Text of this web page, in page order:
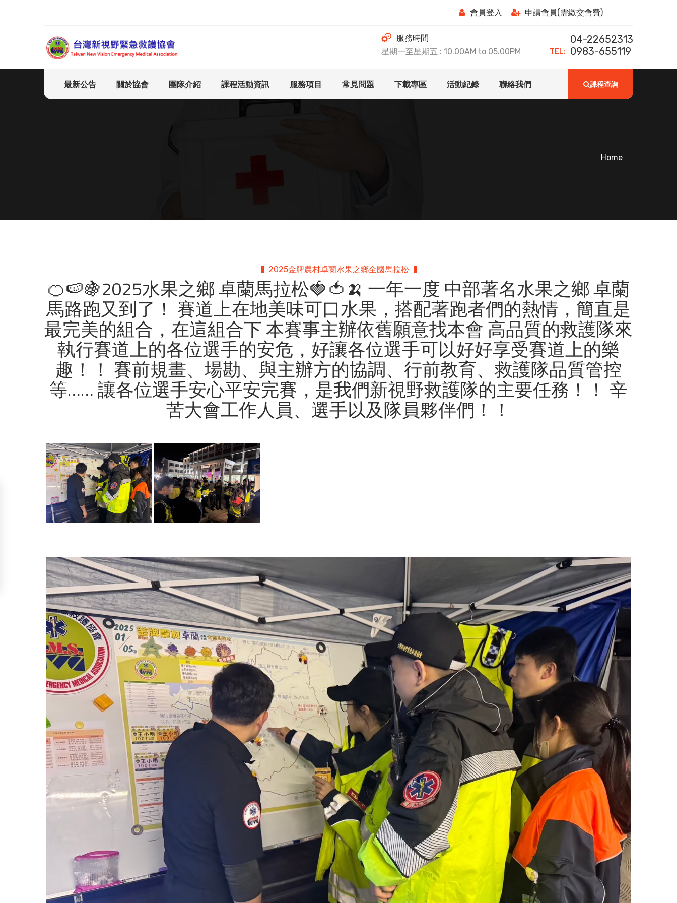
會員登入 申請會員(需繳交會費)
服務時間
星期一至星期五 : 10.00AM to 05.00PM
TEL:
04-22652313
0983-655119
最新公告 關於協會 團隊介紹 課程活動資訊 服務項目 常見問題 下載專區 活動紀錄 聯絡我們 課程查詢
Home
2025金牌農村卓蘭水果之鄉全國馬拉松
🍊🍉🍇2025水果之鄉 卓蘭馬拉松🍓🍅🍌 一年一度 中部著名水果之鄉 卓蘭
馬路跑又到了！ 賽道上在地美味可口水果，搭配著跑者們的熱情，簡直是
最完美的組合，在這組合下 本賽事主辦依舊願意找本會 高品質的救護隊來
執行賽道上的各位選手的安危，好讓各位選手可以好好享受賽道上的樂
趣！！ 賽前規畫、場勘、與主辦方的協調、行前教育、救護隊品質管控
等…… 讓各位選手安心平安完賽，是我們新視野救護隊的主要任務！！ 辛
苦大會工作人員、選手以及隊員夥伴們！！